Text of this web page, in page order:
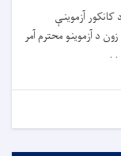
آزموینې
د آزموینو محترم آمر
.